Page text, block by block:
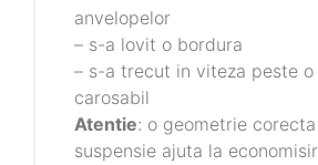
anvelopelor
– s-a lovit o bordura
– s-a trecut in viteza peste o
carosabil
Atentie: o geometrie
suspensie ajuta la